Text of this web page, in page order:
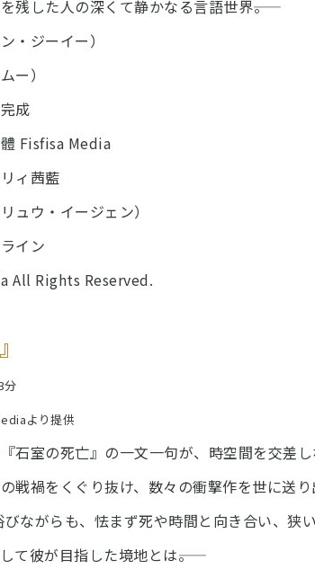
した人の深くて静かなる言語世界――。
・ジーイー）
ー）
成
Fisfisa Media
ィ茜藍
ュウ・イージェン）
イン
All Rights Reserved.
分
より提供
石室の死亡』の一文一句が、時空間を交差し
戦禍をくぐり抜け、数々の衝撃作を世に送
ながらも、怯まず死や時間と向き合い、狭
て彼が目指した境地とは――。